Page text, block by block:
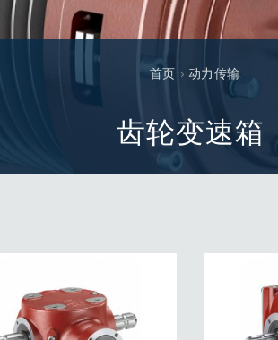
控制系统的电子元件
首页 › 动力传输
齿轮变速箱